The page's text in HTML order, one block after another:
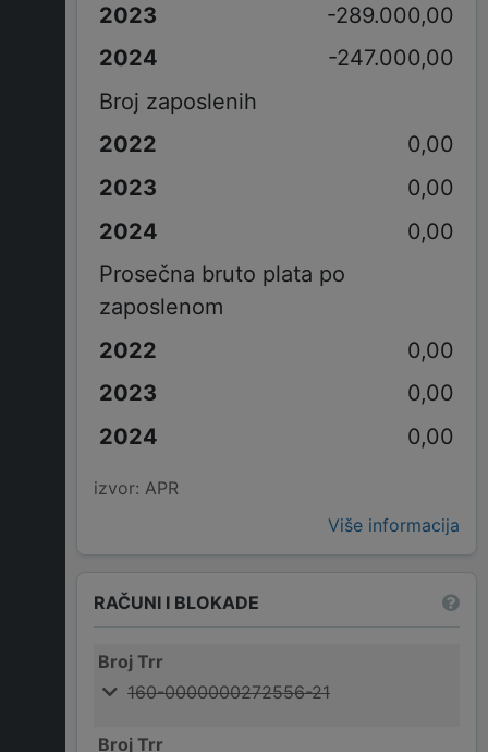
-289.000,00
-247.000,00
Broj zaposlenih
0,00
0,00
0,00
Prosečna bruto plata po
zaposlenom
0,00
0,00
0,00
izvor: APR
Više informacija
RAČUNI I BLOKADE
Broj Trr
160-0000000272556-21
Broj Trr